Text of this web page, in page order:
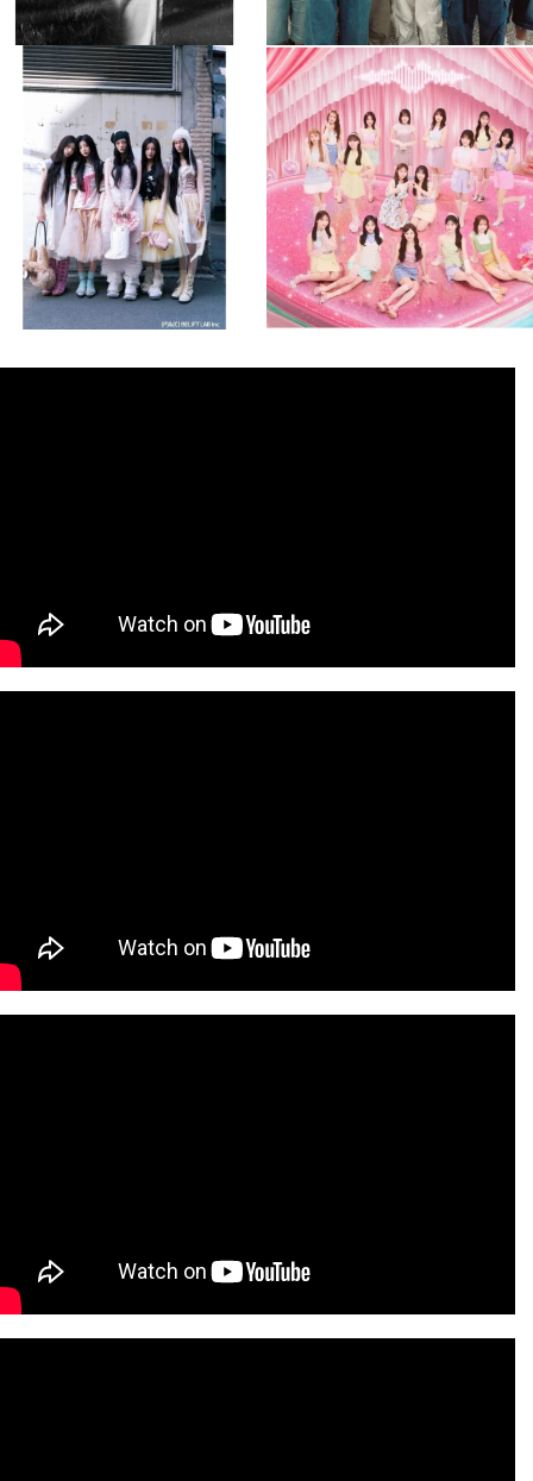
musicjapantv
💡8月特番放送決定！
8月 4
2 0
musicjapantv
💡8月特番放送決定！
...
8月 4
2 0